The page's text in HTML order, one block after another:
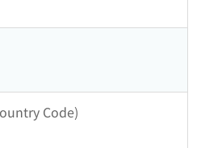
Code)